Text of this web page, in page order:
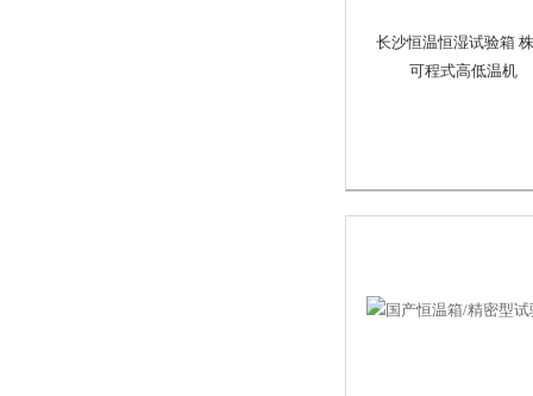
长沙恒温恒湿试验箱
可程式高低温机